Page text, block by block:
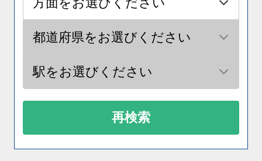
再検索